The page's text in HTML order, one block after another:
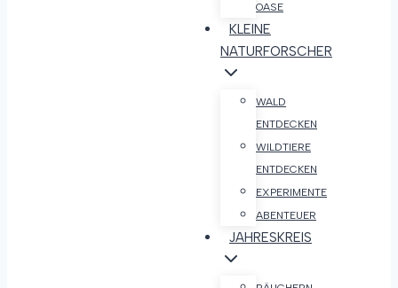
OASE
KLEINE
NATURFORSCHER
WALD
ENTDECKEN
WILDTIERE
ENTDECKEN
EXPERIMENTE
ABENTEUER
JAHRESKREIS